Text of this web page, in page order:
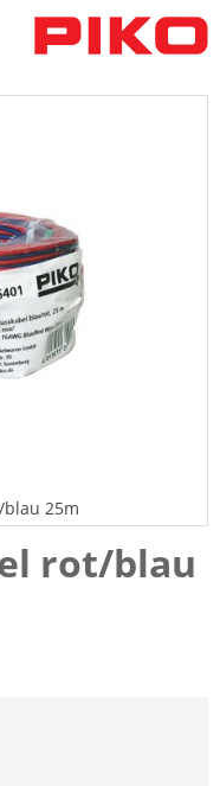
blau 25m
rot/blau